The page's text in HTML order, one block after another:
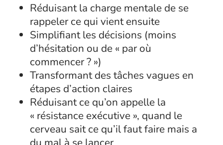
Réduisant la charge mentale de se
rappeler ce qui vient ensuite
Simplifiant les décisions (moins
d’hésitation ou de « par où
commencer ? »)
Transformant des tâches vagues en
étapes d’action claires
Réduisant ce qu’on appelle la
« résistance exécutive », quand le
cerveau sait ce qu’il faut faire mais a